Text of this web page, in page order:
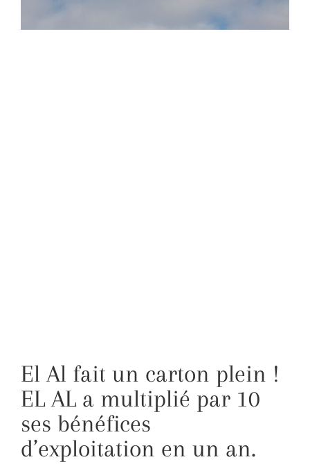
El Al fait un carton plein !
EL AL a multiplié par 10
ses bénéfices
d’exploitation en un an.